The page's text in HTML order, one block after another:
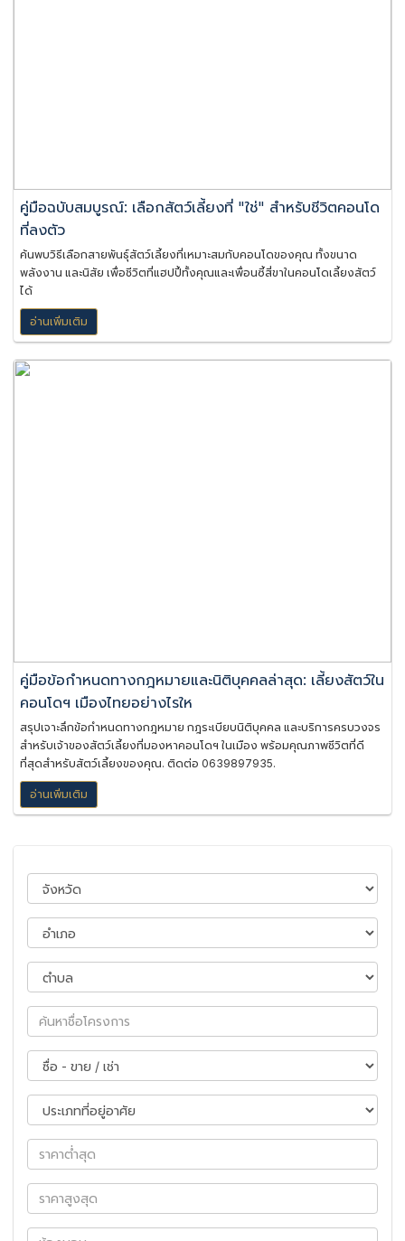
คู่มือฉบับสมบูรณ์: เลือกสัตว์เลี้ยงที่ "ใช่" สำหรับชีวิตคอนโด
ที่ลงตัว
ค้นพบวิธีเลือกสายพันธุ์สัตว์เลี้ยงที่เหมาะสมกับคอนโดของคุณ ทั้งขนาด
พลังงาน และนิสัย เพื่อชีวิตที่แฮปปี้ทั้งคุณและเพื่อนซี้สี่ขาในคอนโดเลี้ยงสัตว์
ได้
อ่านเพิ่มเติม
คู่มือข้อกำหนดทางกฎหมายและนิติบุคคลล่าสุด: เลี้ยงสัตว์ใน
คอนโดฯ เมืองไทยอย่างไรให
สรุปเจาะลึกข้อกำหนดทางกฎหมาย กฎระเบียบนิติบุคคล และบริการครบวงจร
สำหรับเจ้าของสัตว์เลี้ยงที่มองหาคอนโดฯ ในเมือง พร้อมคุณภาพชีวิตที่ดี
ที่สุดสำหรับสัตว์เลี้ยงของคุณ. ติดต่อ 0639897935.
อ่านเพิ่มเติม